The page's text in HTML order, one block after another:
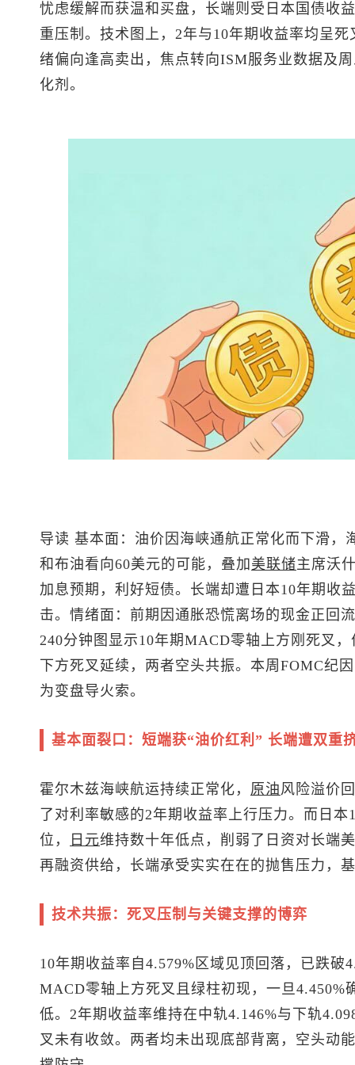
忧虑缓解而获温和买盘，长端则受日本国债收
重压制。技术图上，2年与10年期收益率均呈
绪偏向逢高卖出，焦点转向ISM服务业数据及
化剂。
导读 基本面：油价因海峡通航正常化而下滑，
和布油看向60美元的可能，叠加 美联储主席沃
加息预期，利好短债。长端却遭日本10年期收
击。情绪面：前期因通胀恐慌离场的现金正回
240分钟图显示10年期MACD零轴上方刚死叉
下方死叉延续，两者空头共振。本周FOMC纪
为变盘导火索。
基本面裂口：短端获“油价红利” 长端遭双重
霍尔木兹海峡航运持续正常化， 原油风险溢价
了对利率敏感的2年期收益率上行压力。而日
位，
日元维持数十年低点，削弱了日资对长端
再融资供给，长端承受实实在在的抛售压力，
技术共振：死叉压制与关键支撑的博弈
10年期收益率自4.579%区域见顶回落，已跌破
MACD零轴上方死叉且绿柱初现，一旦4.450%
低。2年期收益率维持在中轨4.146%与下轨
叉未有收敛。两者均未出现底部背离，空头动